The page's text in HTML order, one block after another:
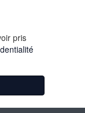
pris